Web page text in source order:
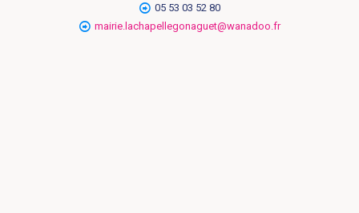
05 53 03 52 80
mairie.lachapellegonaguet@wanadoo.fr